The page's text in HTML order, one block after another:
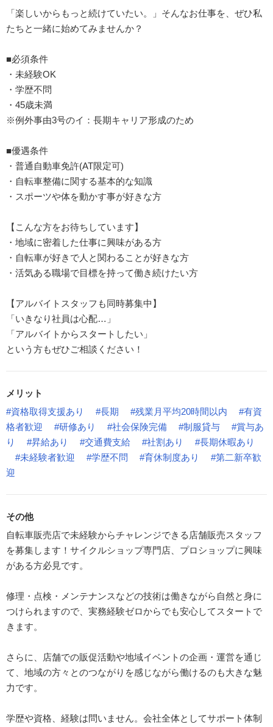
「楽しいからもっと続けていたい。」そんなお仕事を、ぜひ私
たちと一緒に始めてみませんか？
■必須条件
・未経験OK
・学歴不問
・45歳未満
※例外事由3号のイ：長期キャリア形成のため
■優遇条件
・普通自動車免許(AT限定可)
・自転車整備に関する基本的な知識
・スポーツや体を動かす事が好きな方
【こんな方をお待ちしています】
・地域に密着した仕事に興味がある方
・自転車が好きで人と関わることが好きな方
・活気ある職場で目標を持って働き続けたい方
【アルバイトスタッフも同時募集中】
「いきなり社員は心配…」
「アルバイトからスタートしたい」
という方もぜひご相談ください！
メリット
#資格取得支援あり
#長期 #残業月平均20時間以内
#有資
格者歓迎
#研修あり #社会保険完備 #制服貸与
#賞与あ
り
#昇給あり #交通費支給 #社割あり
#長期休暇あり
#未経験者歓迎
#学歴不問 #育休制度あり
#第二新卒歓
迎
その他
自転車販売店で未経験からチャレンジできる店舗販売スタッフ
を募集します！サイクルショップ専門店、プロショップに興味
がある方必見です。
修理・点検・メンテナンスなどの技術は働きながら自然と身に
つけられますので、実務経験ゼロからでも安心してスタートで
きます。
さらに、店舗での販促活動や地域イベントの企画・運営を通じ
て、地域の方々とのつながりを感じながら働けるのも大きな魅
力です。
学歴や資格、経験は問いません。会社全体としてサポート体制